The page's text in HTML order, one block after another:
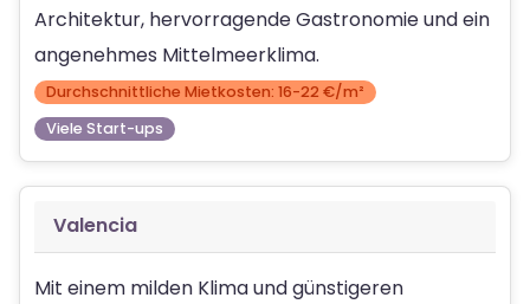
Architektur, hervorragende Gastronomie und ein
angenehmes Mittelmeerklima.
Durchschnittliche Mietkosten: 16-22 €/m²
Viele Start-ups
Valencia
Mit einem milden Klima und günstigeren